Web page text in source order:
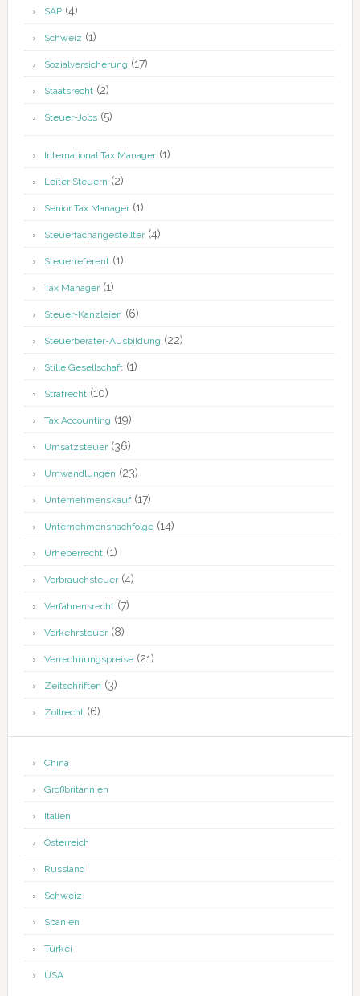
SAP(4)
Schweiz (1)
Sozialversicherung (17)
Staatsrecht(2)
Steuer-Jobs(5)
International Tax Manager(1)
Leiter Steuern (2)
Senior Tax Manager(1)
Steuerfachangestellter(4)
Steuerreferent(1)
Tax Manager(1)
Steuer-Kanzleien (6)
Steuerberater-Ausbildung (22)
Stille Gesellschaft(1)
Strafrecht(10)
Tax Accounting (19)
Umsatzsteuer(36)
Umwandlungen (23)
Unternehmenskauf(17)
Unternehmensnachfolge(14)
Urheberrecht(1)
Verbrauchsteuer(4)
Verfahrensrecht(7)
Verkehrsteuer(8)
Verrechnungspreise(21)
Zeitschriften (3)
Zollrecht(6)
China
Großbritannien
Italien
Österreich
Russland
Schweiz
Spanien
Türkei
USA